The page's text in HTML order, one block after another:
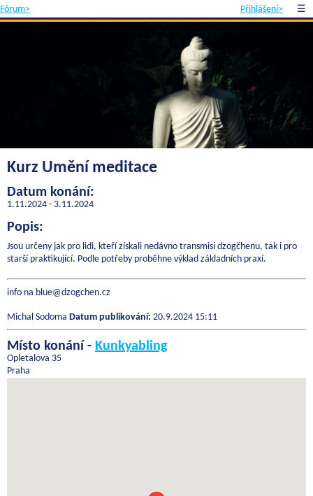
Fórum> Přihlášení> ☰
Kurz Umění meditace
Datum konání:
1.11.2024 - 3.11.2024
Popis:
Jsou určeny jak pro lidi, kteří získali nedávno transmisi dzogčhenu, tak i pro
starší praktikující. Podle potřeby proběhne výklad základních praxí.
info na blue@dzogchen.cz
Michal Sodoma Datum publikování: 20.9.2024 15:11
Místo konání - Kunkyabling
Opletalova 35
Praha